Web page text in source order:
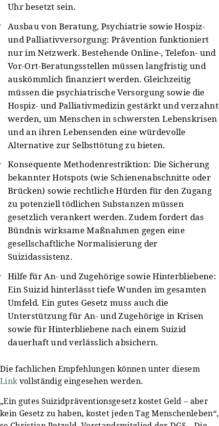
Uhr besetzt sein.
Ausbau von Beratung, Psychiatrie sowie Hospiz-
und Palliativversorgung: Prävention funktioniert
nur im Netzwerk. Bestehende Online-, Telefon- und
Vor-Ort-Beratungsstellen müssen langfristig und
auskömmlich finanziert werden. Gleichzeitig
müssen die psychiatrische Versorgung sowie die
Hospiz- und Palliativmedizin gestärkt und verzahnt
werden, um Menschen in schwersten Lebenskrisen
und an ihren Lebensenden eine würdevolle
Alternative zur Selbsttötung zu bieten.
Konsequente Methodenrestriktion: Die Sicherung
bekannter Hotspots (wie Schienenabschnitte oder
Brücken) sowie rechtliche Hürden für den Zugang
zu potenziell tödlichen Substanzen müssen
gesetzlich verankert werden. Zudem fordert das
Bündnis wirksame Maßnahmen gegen eine
gesellschaftliche Normalisierung der
Suizidassistenz.
Hilfe für An- und Zugehörige sowie Hinterbliebene:
Ein Suizid hinterlässt tiefe Wunden im gesamten
Umfeld. Ein gutes Gesetz muss auch die
Unterstützung für An- und Zugehörige in Krisen
sowie für Hinterbliebene nach einem Suizid
dauerhaft und verlässlich absichern.
Die fachlichen Empfehlungen können unter diesem
Linkvollständig eingesehen werden.
„Ein gutes Suizidpräventionsgesetz kostet Geld – aber
kein Gesetz zu haben, kostet jeden Tag Menschenleben“,